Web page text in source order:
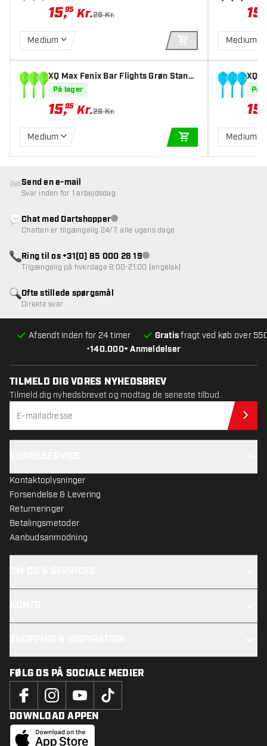
15,95 Kr.29 Kr.
Medium
TILFØJ TIL KURV
XQ Max Fenix Bar Flights Grøn Stand
ard - Dart Flights
På lager
15,95 Kr.29 Kr.
Medium
TILFØJ TIL KURV
15
Medium
XQ
rd -
På
15
Medium
•140.000+ Anmeldelser
Afsendt inden for 24 timer Gratisfragt ved køb over
Ofte stillede spørgsmål
Direkte svar
Send en e-mail
Svar inden for 1 arbejdsdag
Chat med DartshopperKundeservice ikke tilgængelig
Chatten er tilgængelig 24/7, alle ugens dage
Ring til os +31(0) 85 000 26 19Kundeservice ikke tilgængelig
Tilgængelig på hverdage 8:00-21:00 (engelsk)
TILMELD DIG VORES NYHEDSBREV
Tilmeld dig nyhedsbrevet og modtag de seneste tilbud.
Kontaktoplysninger
Forsendelse & Levering
Returneringer
Betalingsmetoder
Aanbudsanmodning
FØLG OS PÅ SOCIALE MEDIER
DOWNLOAD APPEN